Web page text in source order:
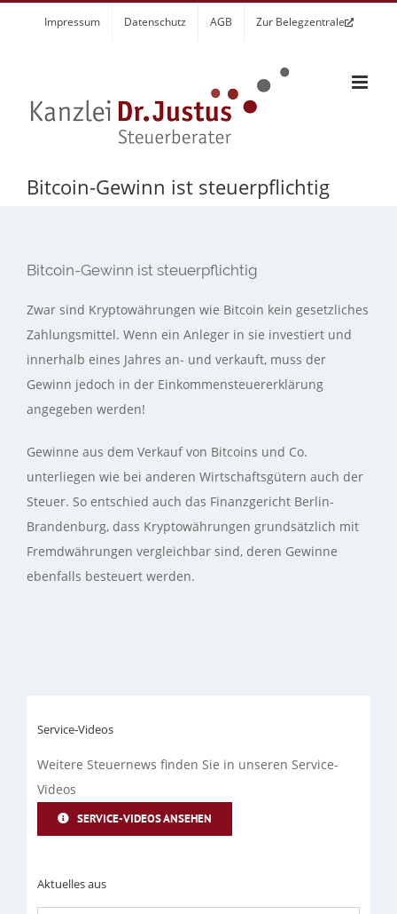
Impressum Datenschutz AGB Zur Belegzentrale
Bitcoin-Gewinn ist steuerpflichtig
Bitcoin-Gewinn ist steuerpflichtig
Zwar sind Kryptowährungen wie Bitcoin kein gesetzliches
Zahlungsmittel. Wenn ein Anleger in sie investiert und
innerhalb eines Jahres an- und verkauft, muss der
Gewinn jedoch in der Einkommensteuererklärung
angegeben werden!
Gewinne aus dem Verkauf von Bitcoins und Co.
unterliegen wie bei anderen Wirtschaftsgütern auch der
Steuer. So entschied auch das Finanzgericht Berlin-
Brandenburg, dass Kryptowährungen grundsätzlich mit
Fremdwährungen vergleichbar sind, deren Gewinne
ebenfalls besteuert werden.
Service-Videos
Weitere Steuernews finden Sie in unseren Service-
Videos
SERVICE-VIDEOS ANSEHEN
Aktuelles aus